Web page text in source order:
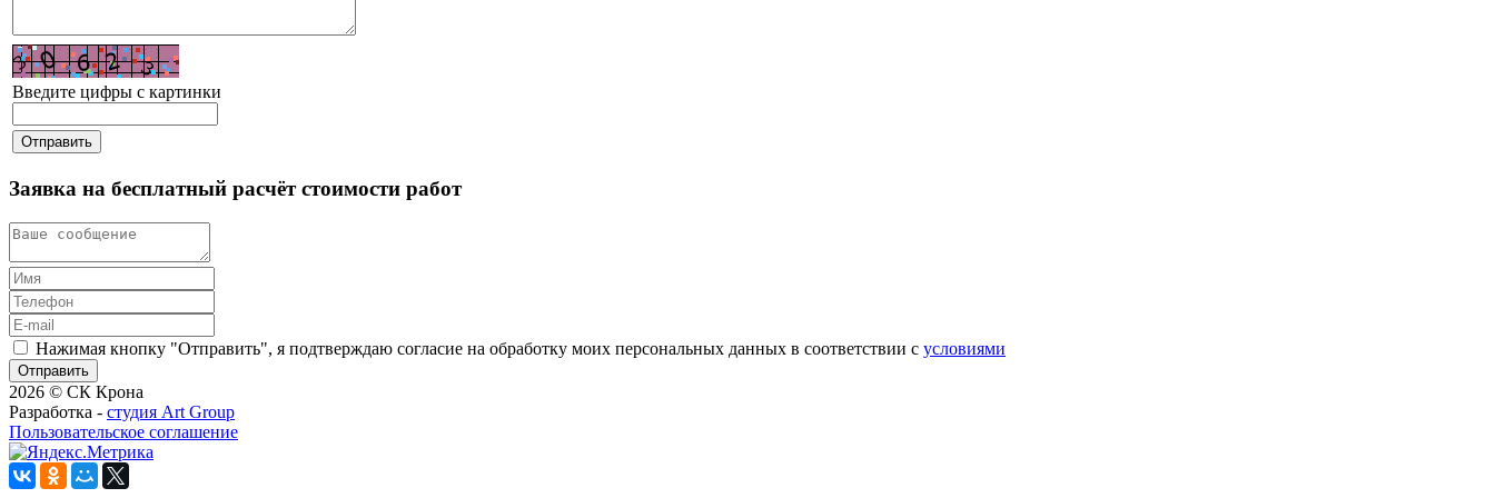
Введите цифры с картинки
Заявка на бесплатный расчёт стоимости работ
Нажимая кнопку "Отправить", я подтверждаю согласие на обработку моих персональных данных в соответствии с условиями
2026 © СК Крона
Разработка - студия Art Group
Пользовательское соглашение